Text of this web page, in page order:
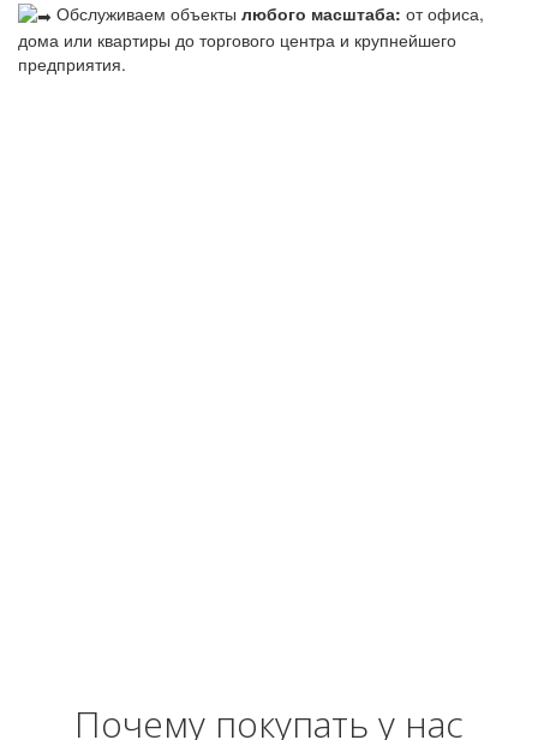
Обслуживаем объекты любого масштаба: от офиса,
дома или квартиры до торгового центра и крупнейшего
предприятия.
Почему покупать у нас